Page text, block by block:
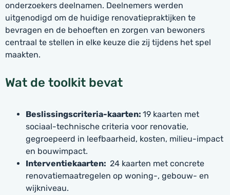
onderzoekers deelnamen. Deelnemers werden
uitgenodigd om de huidige renovatiepraktijken te
bevragen en de behoeften en zorgen van bewoners
centraal te stellen in elke keuze die zij tijdens het spel
maakten.
Wat de toolkit bevat
Beslissingscriteria-kaarten: 19 kaarten met
sociaal-technische criteria voor renovatie,
gegroepeerd in leefbaarheid, kosten, milieu-impact
en bouwimpact.
Interventiekaarten: 24 kaarten met concrete
renovatiemaatregelen op woning-, gebouw- en
wijkniveau.